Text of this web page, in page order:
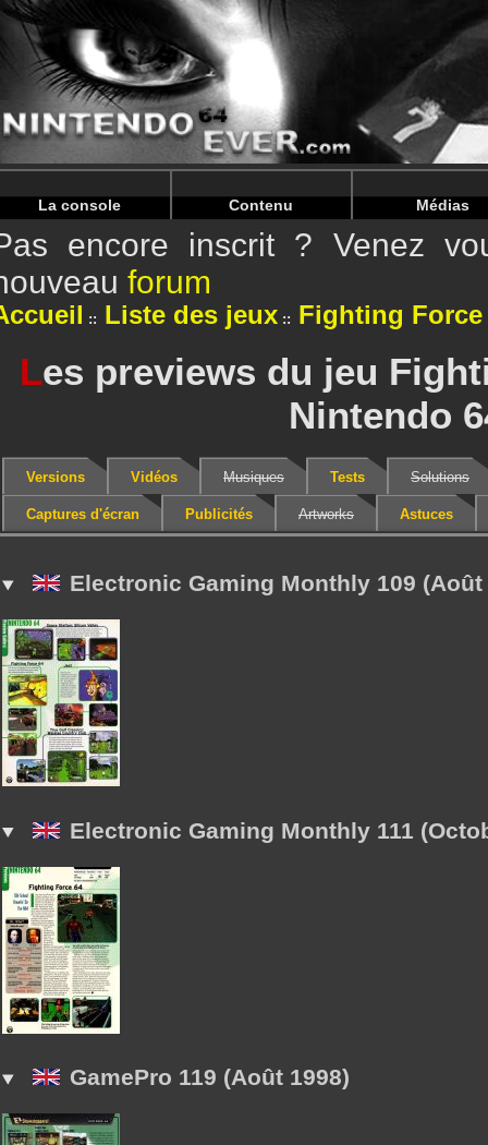
Warning: Undefined array key "HTTP_REFERER" in /
Warning: Undefined array key "HTTP_REFERER" in /
La console Contenu Médias
encore inscrit ? Venez
forum
Liste des jeux Fighting Force
Les previews du jeu
Nintendo
Versions Vidéos Musiques Tests Solutions
Captures d'écran Publicités Artworks Astuces
Electronic Gaming Monthly 109 (Août
Electronic Gaming Monthly 111
GamePro 119 (Août 1998)